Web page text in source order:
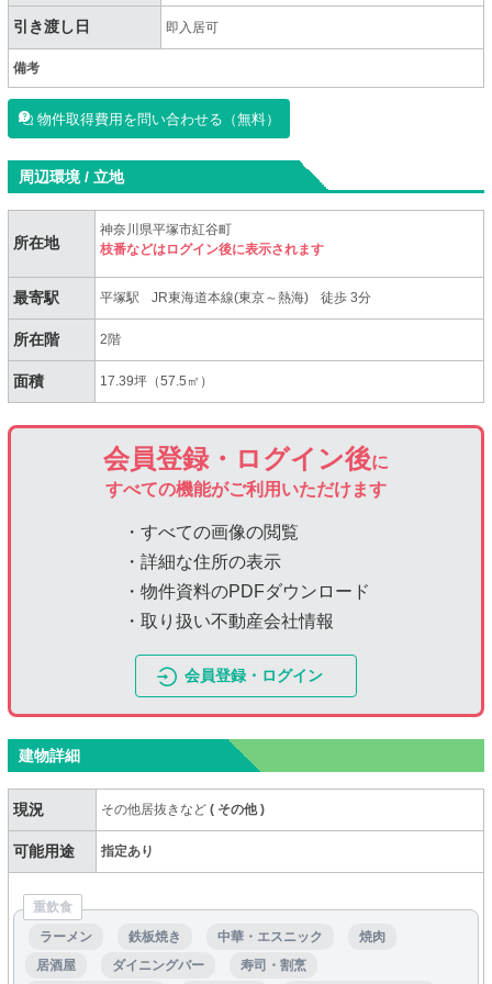
引き渡し日 即入居可
備考
物件取得費用を問い合わせる（無料）
周辺環境 / 立地
所在地
神奈川県平塚市紅谷町
枝番などはログイン後に表示されます
最寄駅 平塚駅 JR東海道本線(東京～熱海) 徒歩 3分
所在階 2階
面積 17.39坪（57.5㎡）
会員登録・ログイン後に
すべての機能がご利用いただけます
・すべての画像の閲覧
・詳細な住所の表示
・物件資料のPDFダウンロード
・取り扱い不動産会社情報
会員登録・ログイン
建物詳細
現況 その他居抜きなど( その他)
可能用途 指定あり
重飲食
ラーメン
鉄板焼き 中華・エスニック
焼肉
居酒屋
ダイニングバー 寿司・割烹